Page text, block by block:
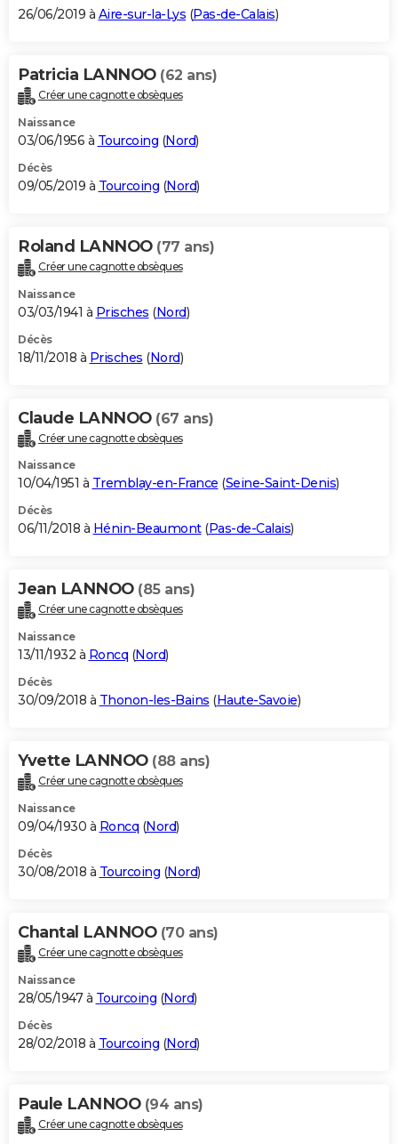
26/06/2019 à Aire-sur-la-Lys (Pas-de-Calais)
Patricia LANNOO (62 ans)
Créer une cagnotte obsèques
Naissance
03/06/1956 à Tourcoing (Nord)
Décès
09/05/2019 à Tourcoing (Nord)
Roland LANNOO (77 ans)
Créer une cagnotte obsèques
Naissance
03/03/1941 à Prisches (Nord)
Décès
18/11/2018 à Prisches (Nord)
Claude LANNOO (67 ans)
Créer une cagnotte obsèques
Naissance
10/04/1951 à Tremblay-en-France (Seine-Saint-Denis)
Décès
06/11/2018 à Hénin-Beaumont(Pas-de-Calais)
Jean LANNOO (85 ans)
Créer une cagnotte obsèques
Naissance
13/11/1932 à Roncq (Nord)
Décès
30/09/2018 à Thonon-les-Bains (Haute-Savoie)
Yvette LANNOO (88 ans)
Créer une cagnotte obsèques
Naissance
09/04/1930 à Roncq (Nord)
Décès
30/08/2018 à Tourcoing (Nord)
Chantal LANNOO (70 ans)
Créer une cagnotte obsèques
Naissance
28/05/1947 à Tourcoing (Nord)
Décès
28/02/2018 à Tourcoing (Nord)
Paule LANNOO (94 ans)
Créer une cagnotte obsèques